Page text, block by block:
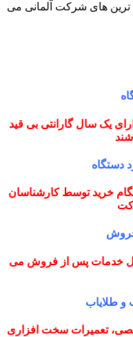
های شرکت آلمانی می
یک سال گارانتی بی قید
دستگاه
خرید توسط کارشناسان
خدمات پس از فروش می
و طلایاب
تعمیرات سخت افزاری